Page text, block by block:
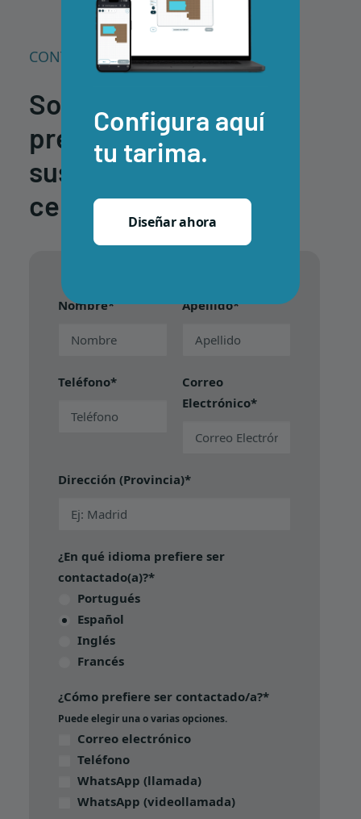
CONTÁCTANOS
Solicita un
presupuesto para
sustituir tu tarima
cerámica
Nombre* Apellido*
Teléfono*
Correo
Electrónico*
Dirección (Provincia)*
¿En qué idioma prefiere ser
contactado(a)?*
Portugués
Español
Inglés
Francés
¿Cómo prefiere ser contactado/a?*
Puede elegir una o varias opciones.
Correo electrónico
Teléfono
WhatsApp (llamada)
WhatsApp (videollamada)
Configura aquí
tu tarima.
Diseñar ahora